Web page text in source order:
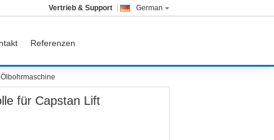
German
Vertrieb & Support
Referenzen
für Capstan Lift